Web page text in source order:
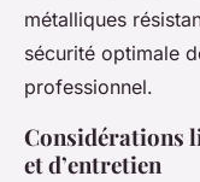
métalliques
sécurité optimale
professionnel.
Considérations
et d’entretien